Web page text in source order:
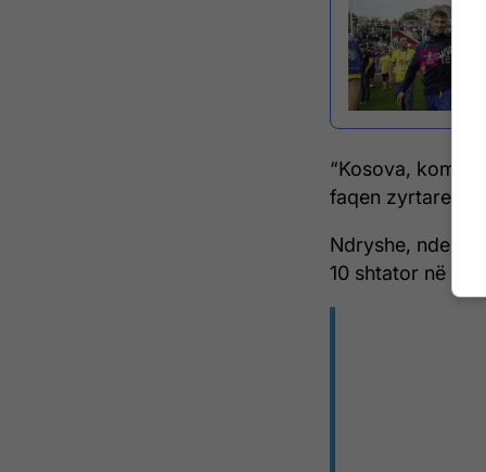
“Kosova,
faqen zyrtare të
Ndryshe,
10 shtator në